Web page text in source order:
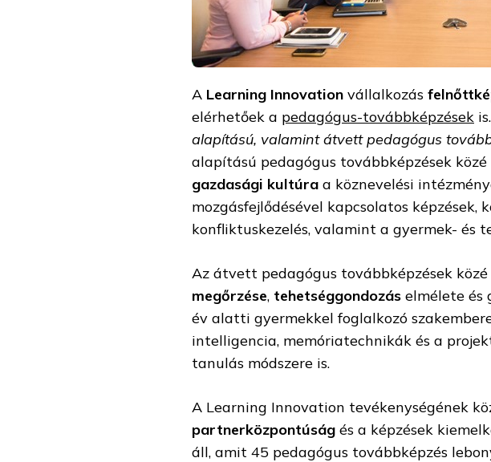
A Learning Innovation vállalkozás
elérhetőek a pedagógus-továbbképzések
alapítású, valamint átvett pedagógus
alapítású pedagógus továbbképzések
gazdasági kultúra a köznevelési
mozgásfejlődésével kapcsolatos képzések,
konfliktuskezelés, valamint a gyermek- és
Az átvett pedagógus továbbképzések
megőrzése, tehetséggondozás elmélete és
év alatti gyermekkel foglalkozó
intelligencia, memóriatechnikák és a
tanulás módszere is.
A Learning Innovation tevékenységének
partnerközpontúság és a képzések
áll, amit 45 pedagógus továbbképzés